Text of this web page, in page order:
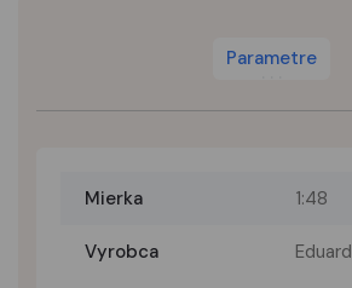
Parametre
Mierka 1:48
Vyrobca Eduard